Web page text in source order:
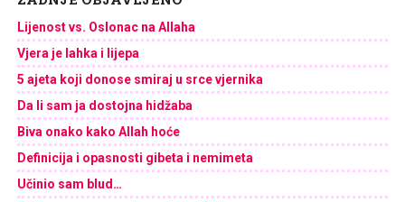
Lijenost vs. Oslonac na Allaha
Vjera je lahka i lijepa
5 ajeta koji donose smiraj u srce vjernika
Da li sam ja dostojna hidžaba
Biva onako kako Allah hoće
Definicija i opasnosti gibeta i nemimeta
Učinio sam blud…